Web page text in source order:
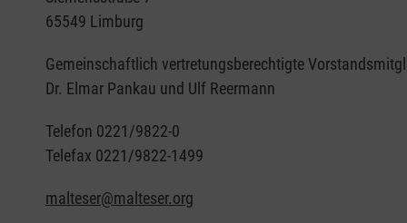
65549 Limburg
Gemeinschaftlich vertretungsberechtigte
Dr. Elmar Pankau und Ulf Reermann
Telefon 0221/9822-0
Telefax 0221/9822-1499
malteser@malteser.org